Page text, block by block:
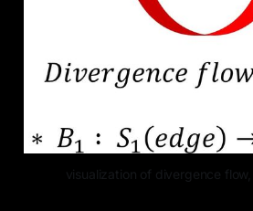
visualization of divergence